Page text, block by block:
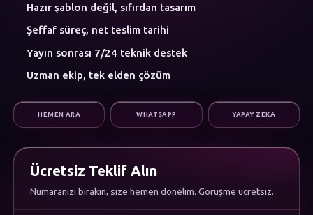
Atölye
KATEGORILERI
Web Yazılım
Mobil Uygulama
Dijital Pazarlama
Hakkımızda
Kariyer
Dökümanlar
Uygulamamızı İndirin
Hazır şablon değil, sıfırdan tasarım
Şeffaf süreç, net teslim tarihi
Yayın sonrası 7/24 teknik destek
Uzman ekip, tek elden çözüm
HEMEN ARA WHATSAPP YAPAY ZEKA
Ücretsiz Teklif Alın
Numaranızı bırakın, size hemen dönelim. Görüşme ücretsiz.